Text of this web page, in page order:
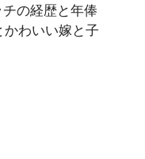
の経歴と年俸
わいい嫁と子